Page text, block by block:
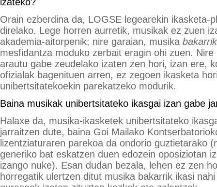
Orain ezberdina da, LOGSE legearekin ikasketa-
direlako. Lege horren aurretik, musikak ez zuen
akademia-aitorpenik; nire garaian, musika bakarrik
mesfidantza moduko zerbait eragin ohi zuen.
arautu gabe zeudelako izaten zen hori, izan ere,
ofizialak bagenituen arren, ez zegoen ikasketa
unibertsitatekoekin parekatzeko modurik.
Baina musikak unibertsitateko ikasgai izan gabe
Halaxe da, musika-ikasketek unibertsitateko
jarraitzen dute, baina Goi Mailako
lizentziaturaren parekoa da ondorio guztietarako
generiko bat eskatzen duen edozein oposiziotan
izango nuke). Esan dudan bezala, lehen ez zen
horregatik ulertzen ditut musika bakarrik ikasi